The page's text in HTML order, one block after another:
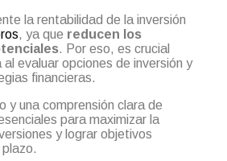
la rentabilidad de la inversión
, ya que reducen los
. Por eso, es crucial
evaluar opciones de inversión y
financieras.
y una comprensión clara de
para maximizar la
y lograr objetivos